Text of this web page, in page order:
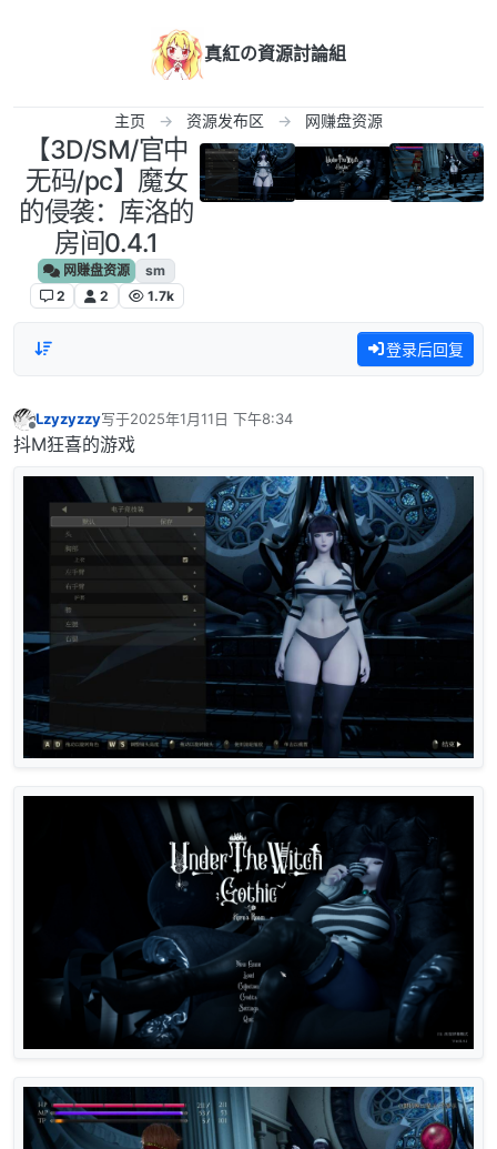
真紅の資源討論組
主页 资源发布区 网赚盘资源
【3D/SM/官中
无码/pc】魔女
的侵袭：库洛的
房间0.4.1
网赚盘资源
sm
2
2 1.7k
登录后回复
离线
Lzyzyzzy写于2025年1月11日 下午8:34
最后由 编辑
抖M狂喜的游戏